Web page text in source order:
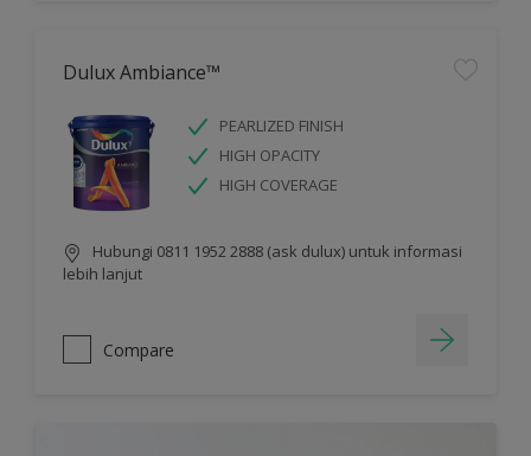
Dulux Ambiance™
PEARLIZED FINISH
HIGH OPACITY
HIGH COVERAGE
Hubungi 0811 1952 2888 (ask dulux) untuk informasi
lebih lanjut
Compare